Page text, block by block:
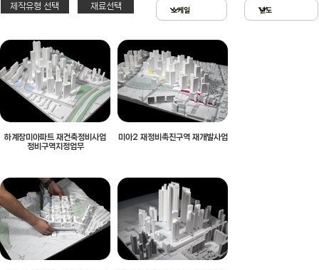
제작유형 선택 재료선택
하계장미아파트 재건축정비사업
정비구역지정업무
미아2 재정비촉진구역 재개발사업
스치로폴 & 우드락
아크릴 & 3D 프린팅
확대모형
제작유형선택
PT
제출
현상